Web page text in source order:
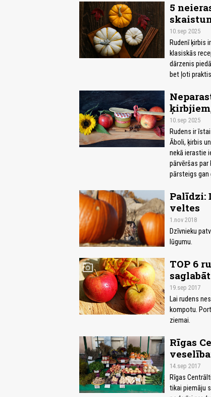
5
10.sep 2025
Rudenī ķirbis
klasiskās
dārzenis
bet ļoti
10.sep 2025
Rudens ir
Āboli, ķirbis
nekā ierastie
pārvēršas par
pārsteigs gan
Palīdzi:
veltes
1.nov 2018
Dzīvnieku
lūgumu.
photo_camera
TOP 6
19.sep 2017
Lai rudens
kompotu.
ziemai.
Rīgas
14.sep 2017
Rīgas
tikai piemāju